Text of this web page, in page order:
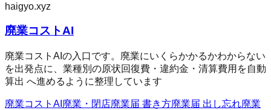
haigyo.xyz
廃業コストAI
廃業コストAIの入口です。廃業にいくらかかるかわからない
を出発点に、業種別の原状回復費・違約金・清算費用を自動
算出 へ進めるように整理しています
廃業コストAI 廃業・閉店廃業届 書き方廃業届 出し忘れ廃業